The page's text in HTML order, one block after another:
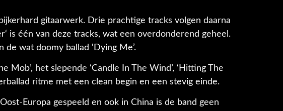
gitaarwerk. Drie prachtige tracks volgen daarna
is één van deze tracks, wat een overdonderend geheel.
de wat doomy ballad ‘Dying Me’.
het slepende ‘Candle In The Wind’, ‘Hitting The
ritme met een clean begin en een stevig einde.
Europa gespeeld en ook in China is de band geen